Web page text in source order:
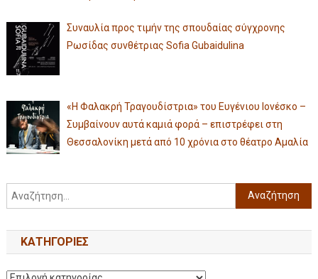
Συναυλία προς τιμήν της σπουδαίας σύγχρονης
Ρωσίδας συνθέτριας Sofia Gubaidulina
«Η Φαλακρή Τραγουδίστρια» του Ευγένιου Ιονέσκο –
Συμβαίνουν αυτά καμιά φορά – επιστρέφει στη
Θεσσαλονίκη μετά από 10 χρόνια στο θέατρο Αμαλία
KΑΤΗΓΟΡΊΕΣ